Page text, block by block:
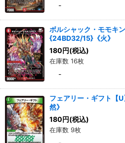
-
ボルシャック・モモキ
{24BD32/15}《火》
180円(税込)
在庫数 16枚
-
フェアリー・ギフト【
然》
180円(税込)
在庫数 9枚